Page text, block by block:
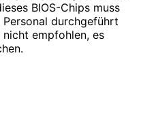
BIOS-Chips muss
durchgeführt
empfohlen, es